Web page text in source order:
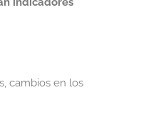
cambios en los